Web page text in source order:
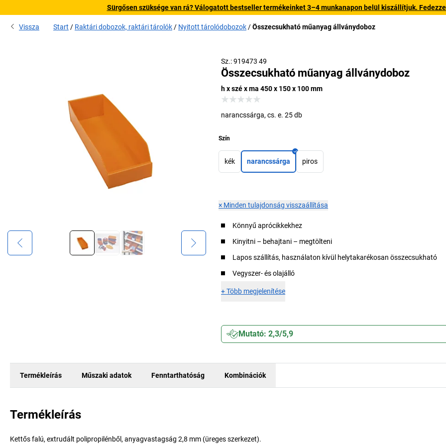
Sürgősen szüksége van rá? Válogatott bestseller termékeinket 3–4 munkanapon belül kiszállítjuk.
Vissza Start Raktári dobozok, raktári tárolók Nyitott tárolódobozok Összecsukható műanyag állványdoboz
Sz.: 919473 49
Összecsukható műanyag állványdoboz
h x szé x ma 450 x 150 x 100 mm
narancssárga, cs. e. 25 db
Szín
kék narancssárga piros
× Minden tulajdonság visszaállítása
Könnyű aprócikkekhez
Kinyitni – behajtani – megtölteni
Lapos szállítás, használaton kívül helytakarékosan összecsukható
Vegyszer- és olajálló
+Több megjelenítése
Mutató: 2,3/5,9
Termékleírás Műszaki adatok Fenntarthatóság Kombinációk
Termékleírás
Kettős falú, extrudált polipropilénből, anyagvastagság 2,8 mm (üreges szerkezet).